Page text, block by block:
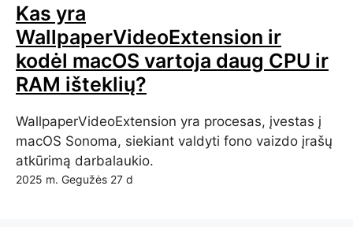
Kas yra
WallpaperVideoExtension ir
kodėl macOS vartoja daug CPU ir
RAM išteklių?
WallpaperVideoExtension yra procesas, įvestas į
macOS Sonoma, siekiant valdyti fono vaizdo įrašų
atkūrimą darbalaukio.
2025 m. Gegužės 27 d